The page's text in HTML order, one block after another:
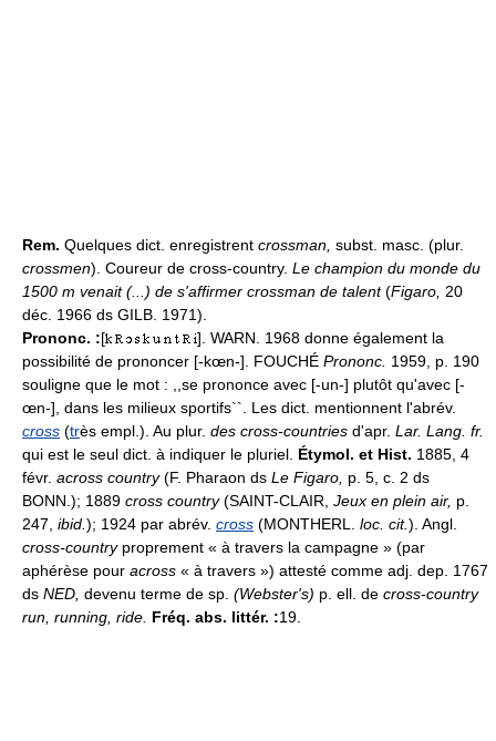
Rem. Quelques dict. enregistrent crossman, subst. masc. (plur.
crossmen). Coureur de cross-country. Le champion du monde du
1500 m venait (...) de s'affirmer crossman de talent(Figaro, 20
déc. 1966 ds GILB. 1971).
Prononc. :[
]. WARN. 1968 donne également la
possibilité de prononcer [-kœn-]. FOUCHÉ Prononc. 1959, p. 190
souligne que le mot : ,,se prononce avec [-un-] plutôt qu'avec [-
œn-], dans les milieux sportifs``. Les dict. mentionnent l'abrév.
cross (très empl.). Au plur. des cross-countries d'apr. Lar. Lang. fr.
qui est le seul dict. à indiquer le pluriel. Étymol. et Hist. 1885, 4
févr. across country(F. Pharaon ds Le Figaro, p. 5, c. 2 ds
BONN.); 1889 cross country(SAINT-CLAIR, Jeux en plein air, p.
247, ibid. ); 1924 par abrév. cross (MONTHERL. loc. cit.). Angl.
cross-countryproprement « à travers la campagne » (par
aphérèse pour across « à travers ») attesté comme adj. dep. 1767
ds NED, devenu terme de sp. (Webster's) p. ell. de cross-country
run, running, ride. Fréq. abs. littér. :19.